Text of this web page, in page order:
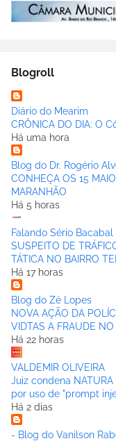
Blogroll
Diário do Mearim
CRÔNICA DO DIA: O
Há uma hora
Blog do Dr. Rogério
CONHEÇA OS 15
MARANHÃO
Há 5 horas
Falando Sério Bacabal
SUSPEITO DE
TÁTICA NO BAIRRO
Há 17 horas
Blog do Zé Lopes
NOVA AÇÃO DA
VIDTAS A FRAUDE NO
Há 22 horas
VALDEMIR OLIVEIRA
Juiz condena
por uso de "prompt
Há 2 dias
- Blog do Vanilson